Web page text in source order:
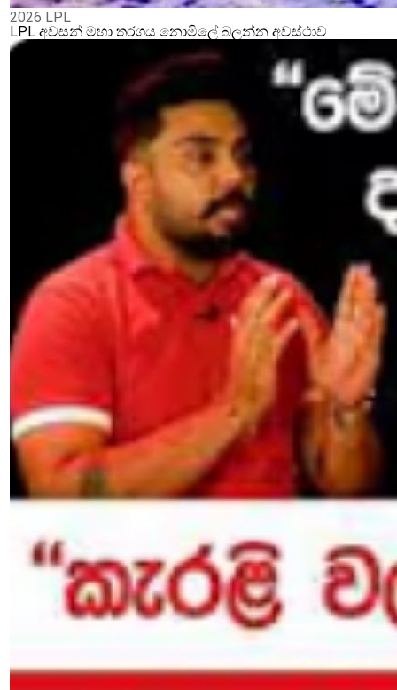
2026 LPL
LPL අවසන් මහා තරගය නොමිලේ බලන්න අවස්ථාව